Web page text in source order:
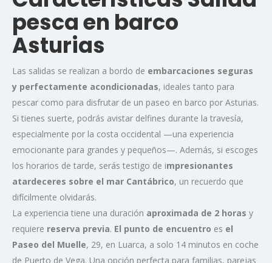
pesca en barco
Asturias
Las salidas se realizan a bordo de embarcaciones seguras
y perfectamente acondicionadas, ideales tanto para
pescar como para disfrutar de un paseo en barco por Asturias.
Si tienes suerte, podrás avistar delfines durante la travesía,
especialmente por la costa occidental —una experiencia
emocionante para grandes y pequeños—. Además, si escoges
los horarios de tarde, serás testigo de impresionantes
atardeceres sobre el mar Cantábrico, un recuerdo que
difícilmente olvidarás.
La experiencia tiene una duración aproximada de 2 horas y
requiere reserva previa. El punto de encuentro es el
Paseo del Muelle, 29, en Luarca, a solo 14 minutos en coche
de Puerto de Vega. Una opción perfecta para familias, parejas